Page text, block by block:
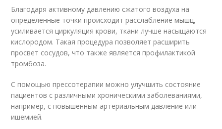
Благодаря активному давлению сжатого воздуха на
определенные точки происходит расслабление мышц,
усиливается циркуляция крови, ткани лучше насыщаются
кислородом. Такая процедура позволяет расширить
просвет сосудов, что также является профилактикой
тромбоза.
С помощью прессотерапии можно улучшить состояние
пациентов с различными хроническими заболеваниями,
например, с повышенным артериальным давление или
ишемией.